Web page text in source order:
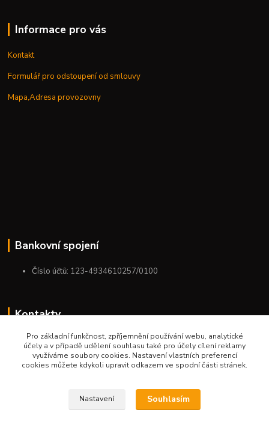
Informace pro vás
Kontakt
Formulář pro odstoupení od smlouvy
Mapa,Adresa provozovny
Bankovní spojení
Číslo účtů: 123-4934610257/0100
Kontakty
+420 775 954 963
9:00-12:00-13:00-16:00
Pro základní funkčnost, zpříjemnění používání webu, analytické
účely a v případě udělení souhlasu také pro účely cílení reklamy
využíváme soubory cookies. Nastavení vlastních preferencí
cookies můžete kdykoli upravit odkazem ve spodní části stránek.
Nastavení Souhlasím